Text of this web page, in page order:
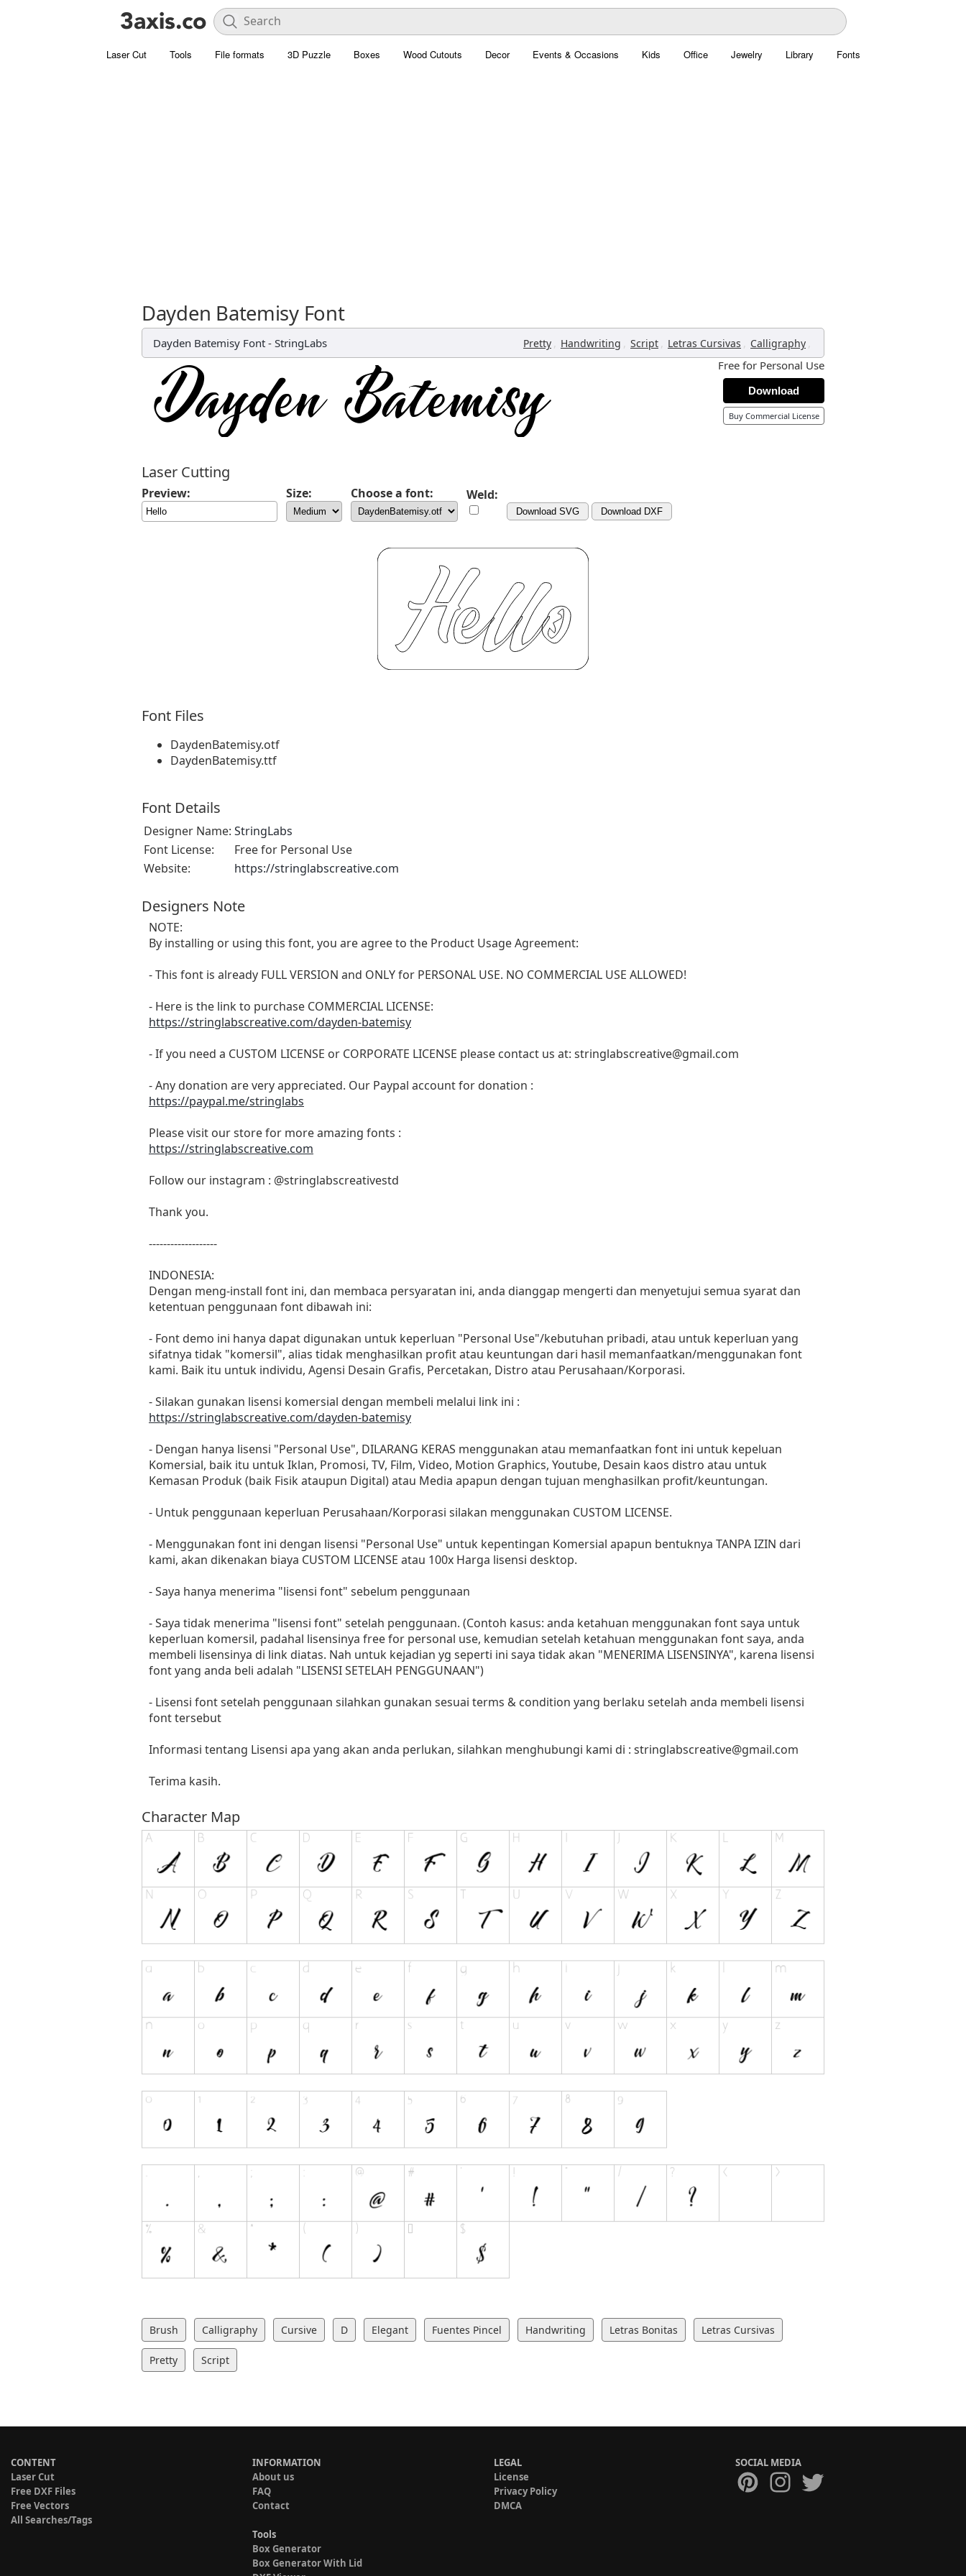
Laser Cut Tools File formats 3D Puzzle Boxes Wood Cutouts Decor Events & Occasions Kids Office Jewelry Library Fonts
Dayden Batemisy Font
Dayden Batemisy Font - StringLabs Pretty , Handwriting , Script , Letras Cursivas , Calligraphy ,
Free for Personal Use
Download
Buy Commercial License
Laser Cutting
Preview: Size: Choose a font: Weld:
Download SVG Download DXF
Font Files
DaydenBatemisy.otf
DaydenBatemisy.ttf
Font Details
Designer Name: StringLabs
Font License:
Free for Personal Use
Website:
https://stringlabscreative.com
Designers Note
NOTE:
By installing or using this font, you are agree to the Product Usage Agreement:
- This font is already FULL VERSION and ONLY for PERSONAL USE. NO COMMERCIAL USE ALLOWED!
- Here is the link to purchase COMMERCIAL LICENSE:
https://stringlabscreative.com/dayden-batemisy
- If you need a CUSTOM LICENSE or CORPORATE LICENSE please contact us at: stringlabscreative@gmail.com
- Any donation are very appreciated. Our Paypal account for donation :
https://paypal.me/stringlabs
Please visit our store for more amazing fonts :
https://stringlabscreative.com
Follow our instagram : @stringlabscreativestd
Thank you.
-------------------
INDONESIA:
Dengan meng-install font ini, dan membaca persyaratan ini, anda dianggap mengerti dan menyetujui semua syarat dan
ketentuan penggunaan font dibawah ini:
- Font demo ini hanya dapat digunakan untuk keperluan "Personal Use"/kebutuhan pribadi, atau untuk keperluan yang
sifatnya tidak "komersil", alias tidak menghasilkan profit atau keuntungan dari hasil memanfaatkan/menggunakan font
kami. Baik itu untuk individu, Agensi Desain Grafis, Percetakan, Distro atau Perusahaan/Korporasi.
- Silakan gunakan lisensi komersial dengan membeli melalui link ini :
https://stringlabscreative.com/dayden-batemisy
- Dengan hanya lisensi "Personal Use", DILARANG KERAS menggunakan atau memanfaatkan font ini untuk kepeluan
Komersial, baik itu untuk Iklan, Promosi, TV, Film, Video, Motion Graphics, Youtube, Desain kaos distro atau untuk
Kemasan Produk (baik Fisik ataupun Digital) atau Media apapun dengan tujuan menghasilkan profit/keuntungan.
- Untuk penggunaan keperluan Perusahaan/Korporasi silakan menggunakan CUSTOM LICENSE.
- Menggunakan font ini dengan lisensi "Personal Use" untuk kepentingan Komersial apapun bentuknya TANPA IZIN dari
kami, akan dikenakan biaya CUSTOM LICENSE atau 100x Harga lisensi desktop.
- Saya hanya menerima "lisensi font" sebelum penggunaan
- Saya tidak menerima "lisensi font" setelah penggunaan. (Contoh kasus: anda ketahuan menggunakan font saya untuk
keperluan komersil, padahal lisensinya free for personal use, kemudian setelah ketahuan menggunakan font saya, anda
membeli lisensinya di link diatas. Nah untuk kejadian yg seperti ini saya tidak akan "MENERIMA LISENSINYA", karena lisensi
font yang anda beli adalah "LISENSI SETELAH PENGGUNAAN")
- Lisensi font setelah penggunaan silahkan gunakan sesuai terms & condition yang berlaku setelah anda membeli lisensi
font tersebut
Informasi tentang Lisensi apa yang akan anda perlukan, silahkan menghubungi kami di : stringlabscreative@gmail.com
Terima kasih.
Character Map
Brush Calligraphy Cursive D Elegant Fuentes Pincel Handwriting Letras Bonitas Letras Cursivas
Pretty Script
CONTENT
Laser Cut
Free DXF Files
Free Vectors
All Searches/Tags
INFORMATION
About us
FAQ
Contact
Tools
Box Generator
Box Generator With Lid
LEGAL
License
Privacy Policy
DMCA
SOCIAL MEDIA